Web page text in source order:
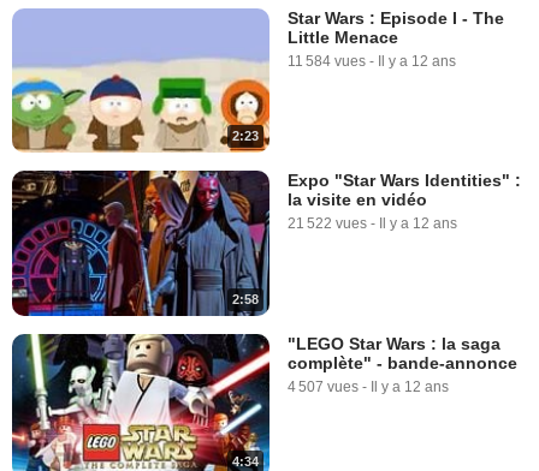
2:23
Star Wars : Episode I - The
Little Menace
11 584 vues - Il y a 12 ans
2:58
Expo "Star Wars Identities" :
la visite en vidéo
21 522 vues - Il y a 12 ans
4:34
"LEGO Star Wars : la saga
complète" - bande-annonce
4 507 vues - Il y a 12 ans